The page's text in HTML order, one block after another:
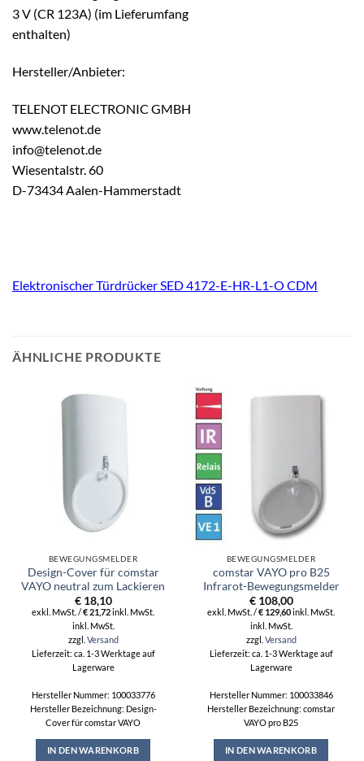
3 V (CR 123A) (im Lieferumfang
enthalten)
Hersteller/Anbieter:
TELENOT ELECTRONIC GMBH
www.telenot.de
info@telenot.de
Wiesentalstr. 60
D-73434 Aalen-Hammerstadt
Elektronischer Türdrücker SED 4172-E-HR-L1-O CDM
ÄHNLICHE PRODUKTE
BEWEGUNGSMELDER
Design-Cover für comstar
VAYO neutral zum Lackieren
€18,10
exkl. MwSt. /€21,72inkl. MwSt.
inkl. MwSt.
zzgl. Versand
Lieferzeit: ca. 1-3 Werktage auf
Lagerware
Hersteller Nummer: 100033776
Hersteller Bezeichnung: Design-
Cover für comstar VAYO
IN DEN WARENKORB
BEWEGUNGSMELDER
comstar VAYO pro B25
Infrarot-Bewegungsmelder
€108,00
exkl. MwSt. /€ 129,60inkl. MwSt.
inkl. MwSt.
zzgl. Versand
Lieferzeit: ca. 1-3 Werktage auf
Lagerware
Hersteller Nummer: 100033846
Hersteller Bezeichnung: comstar
VAYO pro B25
IN DEN WARENKORB